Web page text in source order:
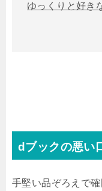
ゆっくりと好き
dブックの悪い
手堅い品ぞろえで確